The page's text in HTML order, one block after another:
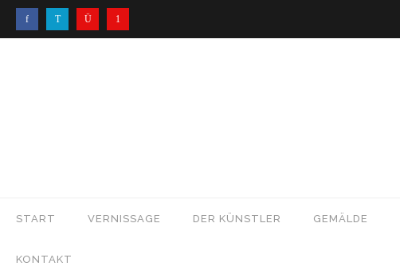
START VERNISSAGE DER KÜNSTLER GEMÄLDE
KONTAKT